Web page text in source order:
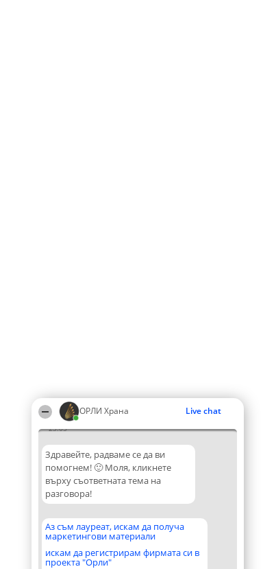
ОРЛИ Храна Live chat
23:05
Здравейте, радваме се да ви
помогнем! 🙂 Моля, кликнете
върху съответната тема на
разговора!
Аз съм лауреат, искам да получа
маркетингови материали
искам да регистрирам фирмата си в
проекта "Орли"